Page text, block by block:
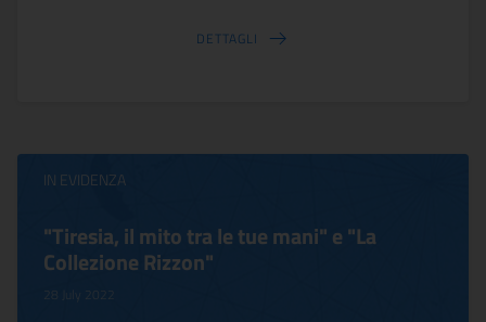
DETTAGLI
IN EVIDENZA
"Tiresia, il mito tra le tue mani" e "La
Collezione Rizzon"
28 July 2022